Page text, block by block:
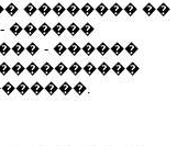
�������� ��
������
- ������